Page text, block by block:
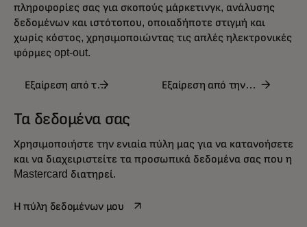
πληροφορίες σας για σκοπούς μάρκετινγκ, ανάλυσης
δεδομένων και ιστότοπου, οποιαδήποτε στιγμή και
χωρίς κόστος, χρησιμοποιώντας τις απλές ηλεκτρονικές
φόρμες opt-out.
Εξαίρεση από τη
Εξαίρεση από την
Τα δεδομένα σας
Χρησιμοποιήστε την ενιαία πύλη μας για να κατανοήσετε
και να διαχειριστείτε τα προσωπικά δεδομένα σας που η
Mastercard διατηρεί.
Η πύλη δεδομένων μουopens in a new tab